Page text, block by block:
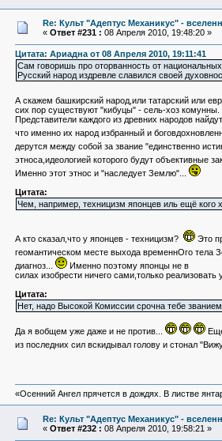
Re: Культ "Адептус Механикус" -
« Ответ #231 : 08 Апреля 2010, 19:48:20 »
Цитата: Ариадна от 08 Апреля 2010, 19:11:41
Сам говоришь про оторванность от
Русский народ издревле славился своей
А скажем башкирский народ,или татарский или
сих пор существуют "кибуцы" - сель-хоз комунны.
Представители каждого из древних народов
что именно их народ избранный и
дерутся между собой за звание "единственно
этноса,идеологией которого будут объективные
Именно этот этнос и "наследует Землю"...
Цитата:
Чем, например, техницизм японцев иль ещё кого
А кто сказал,что у японцев - техницизм?
Это
геомантическом месте выхода временнОго
диагноз...
Именно поэтому японцы не в
силах изобрести ничего сами,только
Цитата:
Нет, надо Высокой Комиссии срочна тебе
Да я вобщем уже даже и не против...
Еще
из последних сил вскидывал голову и стонал
«Осенний Ангел прячется в дождях. В листве
Re: Культ "Адептус Механикус" -
« Ответ #232 : 08 Апреля 2010, 19:58:21 »